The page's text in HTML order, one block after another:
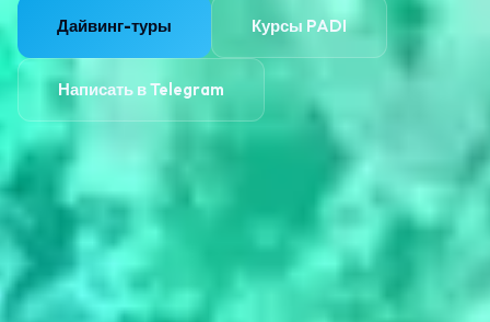
Дайвинг-туры Курсы PADI
Написать в Telegram